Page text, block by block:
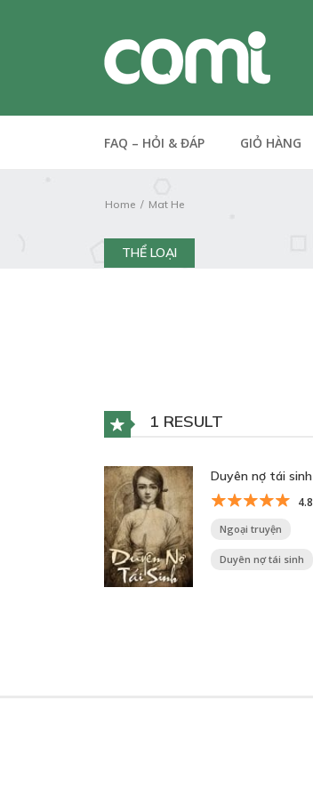
FAQ – HỎI & ĐÁP GIỎ HÀNG
Home Mat He
THỂ LOẠI
1 RESULT
Duyên nợ tái sinh
4.8
Ngoại truyện
Duyên nợ tái sinh